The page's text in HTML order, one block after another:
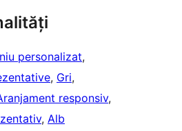
personalizat
, Gri
responsiv
, Alb